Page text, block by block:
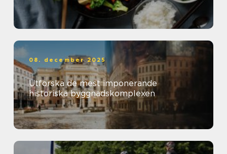
08. december 2025
Utforska de mest imponerande
historiska byggnadskomplexen